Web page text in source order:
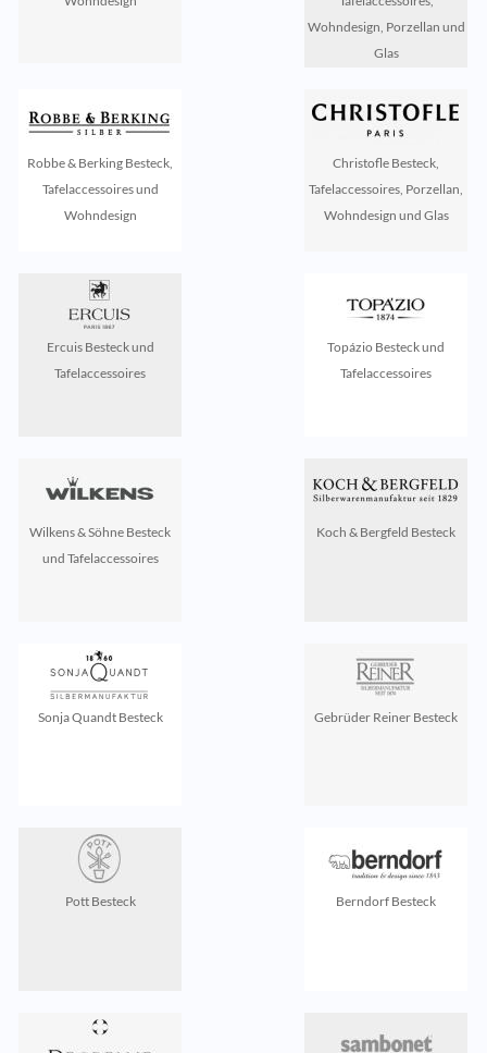
Wohndesign, Porzellan und
Glas
Robbe & Berking Besteck,
Tafelaccessoires und
Wohndesign
Christofle Besteck,
Tafelaccessoires, Porzellan,
Wohndesign und Glas
Ercuis Besteck und
Tafelaccessoires
Topázio Besteck und
Tafelaccessoires
Wilkens & Söhne Besteck
und Tafelaccessoires
Koch & Bergfeld Besteck
Sonja Quandt Besteck Gebrüder Reiner Besteck
Pott Besteck Berndorf Besteck